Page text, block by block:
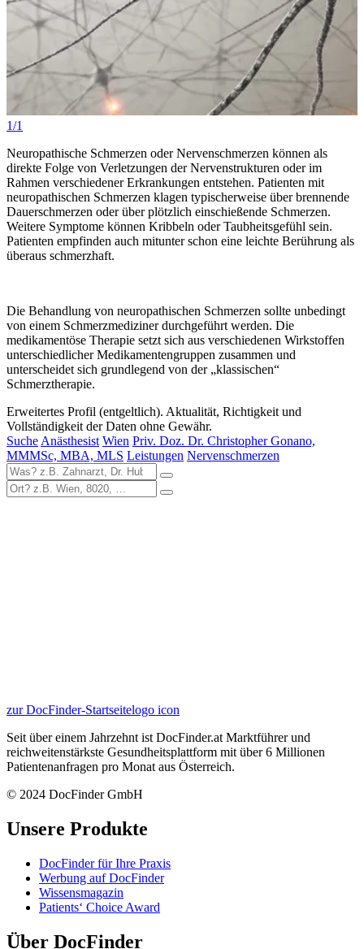
1/1
Neuropathische Schmerzen oder Nervenschmerzen können als
direkte Folge von Verletzungen der Nervenstrukturen oder im
Rahmen verschiedener Erkrankungen entstehen. Patienten mit
neuropathischen Schmerzen klagen typischerweise über brennende
Dauerschmerzen oder über plötzlich einschießende Schmerzen.
Weitere Symptome können Kribbeln oder Taubheitsgefühl sein.
Patienten empfinden auch mitunter schon eine leichte Berührung als
überaus schmerzhaft.
Die Behandlung von neuropathischen Schmerzen sollte unbedingt
von einem Schmerzmediziner durchgeführt werden. Die
medikamentöse Therapie setzt sich aus verschiedenen Wirkstoffen
unterschiedlicher Medikamentengruppen zusammen und
unterscheidet sich grundlegend von der „klassischen“
Schmerztherapie.
Erweitertes Profil (entgeltlich). Aktualität, Richtigkeit und
Vollständigkeit der Daten ohne Gewähr.
Suche Anästhesist Wien Priv. Doz. Dr. Christopher Gonano,
MMMSc, MBA, MLS Leistungen Nervenschmerzen
zur DocFinder-Startseitelogo icon
Seit über einem Jahrzehnt ist DocFinder.at Marktführer und
reichweitenstärkste Gesundheitsplattform mit über 6 Millionen
Patientenanfragen pro Monat aus Österreich.
© 2024 DocFinder GmbH
Unsere Produkte
DocFinder für Ihre Praxis
Werbung auf DocFinder
Wissensmagazin
Patients‘ Choice Award
Über DocFinder